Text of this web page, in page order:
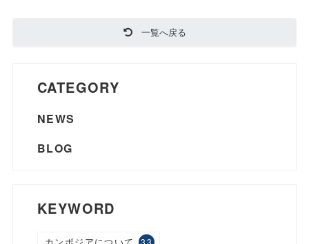
一覧へ戻る
CATEGORY
NEWS
BLOG
KEYWORD
33